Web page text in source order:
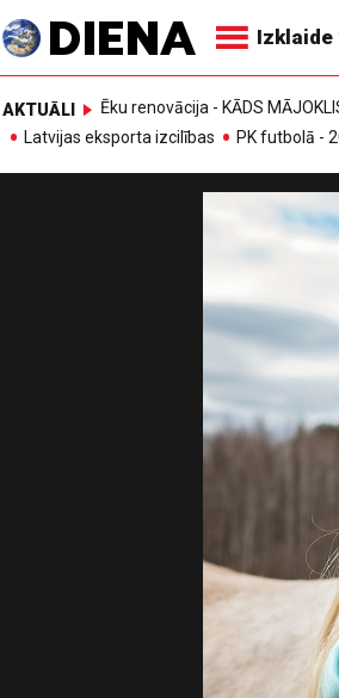
Izklaide
AKTUĀLI Ēku renovācija - KĀDS
Latvijas eksporta izcilības
PK futbolā -